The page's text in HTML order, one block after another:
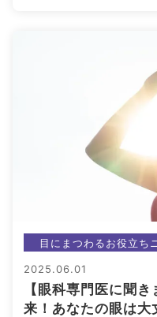
#メ
#子どもの視
#サンシャインメガネ
#目が痛
#ビジョントレーニング
#ブルーベリーが目に
目にまつわるお役立ち
2025.06.01
【眼科専門医に聞
来！あなたの眼は大